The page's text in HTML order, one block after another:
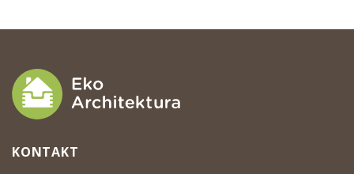
KONTAKT